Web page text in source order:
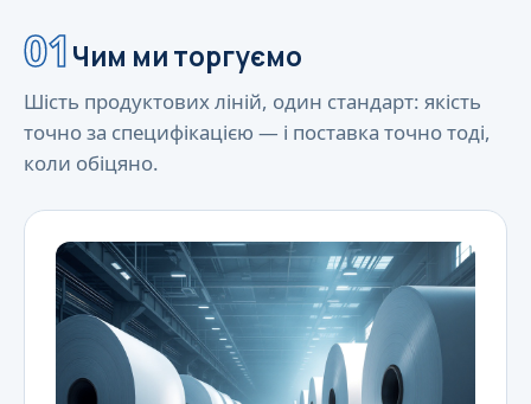
01Чим ми торгуємо
Шість продуктових ліній, один стандарт: якість
точно за специфікацією — і поставка точно тоді,
коли обіцяно.